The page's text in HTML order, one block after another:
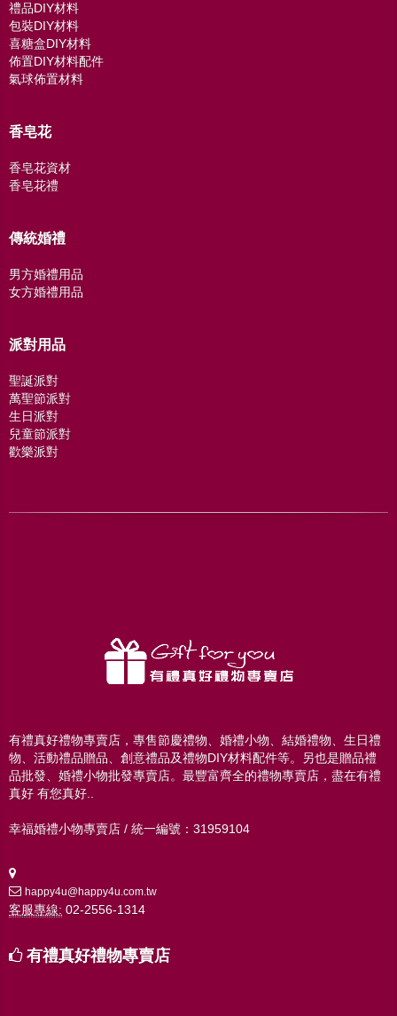
禮品DIY材料
包裝DIY材料
喜糖盒DIY材料
佈置DIY材料配件
氣球佈置材料
香皂花
香皂花資材
香皂花禮
傳統婚禮
男方婚禮用品
女方婚禮用品
派對用品
聖誕派對
萬聖節派對
生日派對
兒童節派對
歡樂派對
有禮真好禮物專賣店，專售節慶禮物、婚禮小物、結婚禮物、生日禮
物、活動禮品贈品、創意禮品及禮物DIY材料配件等。另也是贈品禮
品批發、婚禮小物批發專賣店。最豐富齊全的禮物專賣店，盡在有禮
真好 有您真好..
幸福婚禮小物專賣店 / 統一編號：31959104
happy4u@happy4u.com.tw
客服專線: 02-2556-1314
有禮真好禮物專賣店